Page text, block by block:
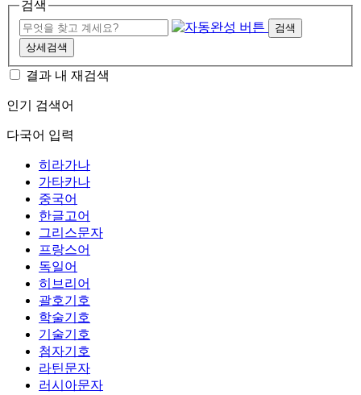
검색
검색
상세검색
결과 내 재검색
인기 검색어
다국어 입력
히라가나
가타카나
중국어
한글고어
그리스문자
프랑스어
독일어
히브리어
괄호기호
학술기호
기술기호
첨자기호
라틴문자
러시아문자